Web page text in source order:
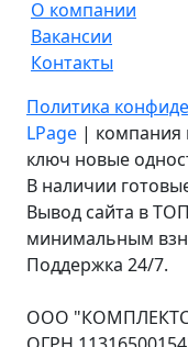
О компании
Вакансии
Контакты
Политика
LPage | компания
ключ новые
В наличии
Вывод сайта в
минимальным
Поддержка 24/7.
ООО